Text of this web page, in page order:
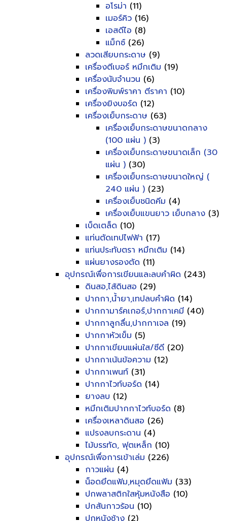
อโรม่า (11)
เมอร์คิว (16)
เอสดีไอ (8)
แม็กซ์ (26)
ลวดเสียบกระดาษ (9)
เครื่องตีเบอร์ หมึกเติม (19)
เครื่องนับจำนวน (6)
เครื่องพิมพ์ราคา ตีราคา (10)
เครื่องยิงบอร์ด (12)
เครื่องเย็บกระดาษ (63)
เครื่องเย็บกระดาษขนาดกลาง
(100 แผ่น ) (3)
เครื่องเย็บกระดาษขนาดเล็ก (30
แผ่น ) (30)
เครื่องเย็บกระดาษขนาดใหญ่ (
240 แผ่น ) (23)
เครื่องเย็บชนิดคีม (4)
เครื่องเย็บแขนยาว เย็บกลาง (3)
เบ็ดเตล็ด (10)
แท่นตัดเทปไฟฟ้า (17)
แท่นประทับตรา หมึกเติม (14)
แผ่นยางรองตัด (11)
อุปกรณ์เพื่อการเขียนและลบคำผิด (243)
ดินสอ,ไส้ดินสอ (29)
ปากกา,น้ำยา,เทปลบคำผิด (14)
ปากกามาร์คเกอร์,ปากกาเคมี (40)
ปากกาลูกลื่น,ปากกาเจล (19)
ปากกาหัวเข็ม (5)
ปากกาเขียนแผ่นใส/ซีดี (20)
ปากกาเน้นข้อความ (12)
ปากกาเพนท์ (31)
ปากกาไวท์บอร์ด (14)
ยางลบ (12)
หมึกเติมปากกาไวท์บอร์ด (8)
เครื่องเหลาดินสอ (26)
แปรงลบกระดาน (4)
ไม้บรรทัด, ฟุตเหล็ก (10)
อุปกรณ์เพื่อการเข้าเล่ม (226)
กาวแผ่น (4)
น็อดยึดแฟ้ม,หมุดยึดแฟ้ม (33)
ปกพลาสติกใสหุ้มหนังสือ (10)
ปกสันกาวร้อน (10)
ปกหนังช้าง (2)